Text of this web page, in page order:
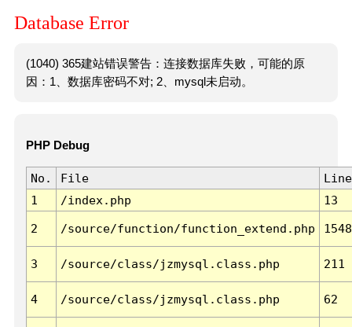
Database Error
(1040) 365建站错误警告：连接数据库失败，可能的原
因：1、数据库密码不对; 2、mysql未启动。
PHP Debug
No. File
Line
1
/index.php 13
2 /source/function/function_extend.php 1548
3 /source/class/jzmysql.class.php 211
4 /source/class/jzmysql.class.php 62